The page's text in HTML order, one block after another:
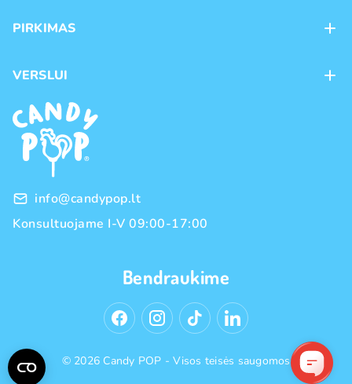
Kontaktai
Naujienos
Prekių ženklai
PIRKIMAS
Pristatymas
Prekių grąžinimas ir keitimas
Pirkimo taisyklės
Privatumo politika
VERSLUI
Franšizė
Didmeninė prekyba
info@candypop.lt
Konsultuojame I-V 09:00-17:00
Bendraukime
© 2026 Candy POP - Visos teisės saugomos